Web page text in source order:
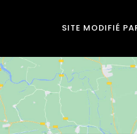
SITE MODIFIÉ